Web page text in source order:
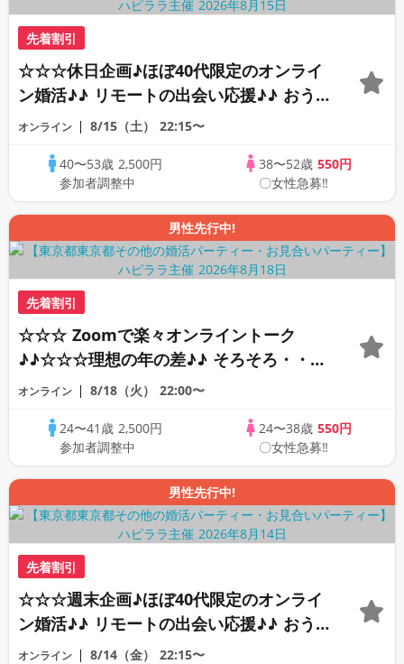
先着割引
☆☆☆休日企画♪ほぼ40代限定のオンライ
ン婚活♪♪ リモートの出会い応援♪♪ おう
ちで乾杯しませんか♪♪ ☆全国の方が対象
PARTY!!
オンライン 8/15（土） 22:15〜
40〜53歳 2,500円
参加者調整中
38〜52歳 550円
〇女性急募‼
男性先行中!
先着割引
☆☆☆ Zoomで楽々オンライントーク
♪♪☆☆☆理想の年の差♪♪ そろそろ・・・
素敵な恋人見つけたい♪ ♪☆カジュアルな
行あり♪♪
オンライン 8/18（火） 22:00〜
24〜41歳 2,500円
参加者調整中
24〜38歳 550円
〇女性急募‼
男性先行中!
先着割引
☆☆☆週末企画♪ほぼ40代限定のオンライ
ン婚活♪♪ リモートの出会い応援♪♪ おう
ちで乾杯しませんか♪♪ ☆全国の方が対象
オンライン 8/14（金） 22:15〜